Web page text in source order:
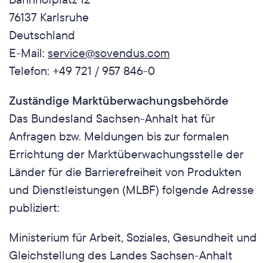
76137 Karlsruhe
Deutschland
E-Mail: service@sovendus.com
Telefon: +49 721 / 957 846-0
Zuständige Marktüberwachungsbehörde
Das Bundesland Sachsen-Anhalt hat für
Anfragen bzw. Meldungen bis zur formalen
Errichtung der Marktüberwachungsstelle der
Länder für die Barrierefreiheit von Produkten
und Dienstleistungen (MLBF) folgende Adresse
publiziert:
Ministerium für Arbeit, Soziales, Gesundheit und
Gleichstellung des Landes Sachsen-​Anhalt